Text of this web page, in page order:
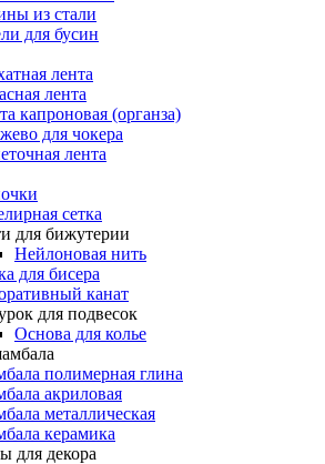
из стали
для бусин
лента
лента
капроновая (органза)
для чокера
лента
сетка
для бижутерии
Нейлоновая нить
для бисера
канат
для подвесок
Основа для колье
полимерная глина
акриловая
металлическая
керамика
для декора